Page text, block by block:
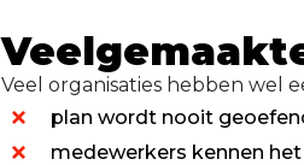
Veel organisaties hebben wel
plan wordt nooit
medewerkers kennen